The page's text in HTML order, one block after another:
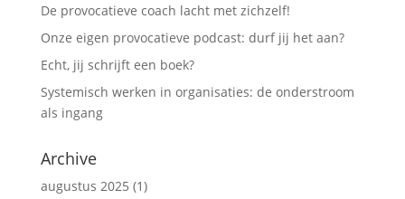
De provocatieve coach lacht met zichzelf!
Onze eigen provocatieve podcast: durf jij het aan?
Echt, jij schrijft een boek?
Systemisch werken in organisaties: de onderstroom
als ingang
Archive
augustus 2025 (1)